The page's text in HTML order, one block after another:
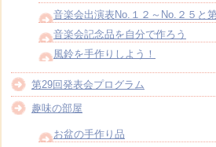
音楽会出演表No.１２～No.２５と
音楽会記念品を自分で作ろう
風鈴を手作りしよう！
第29回発表会プログラム
趣味の部屋
お盆の手作り品